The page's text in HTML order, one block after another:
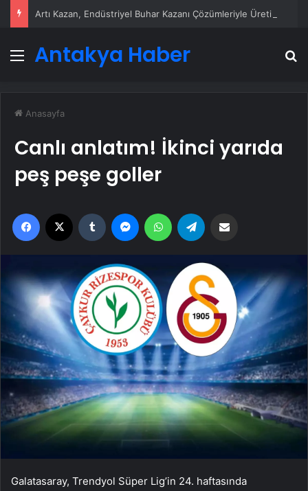
Menü
Antakya Haber
Anasayfa
Canlı anlatım! İkinci yarıda
peş peşe goller
Facebook Tumblr MessengerWhatsApp
Galatasaray, Trendyol Süper Lig’in 24. haftasında